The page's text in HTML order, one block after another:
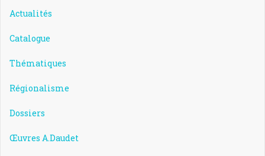
Actualités
Catalogue
Thématiques
Régionalisme
Dossiers
Œuvres A.Daudet